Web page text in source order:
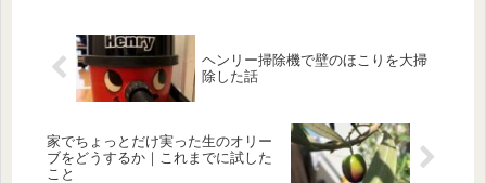
ヘンリー掃除機で壁のほこりを大掃
除した話
家でちょっとだけ実った生のオリー
ブをどうするか｜これまでに試した
こと